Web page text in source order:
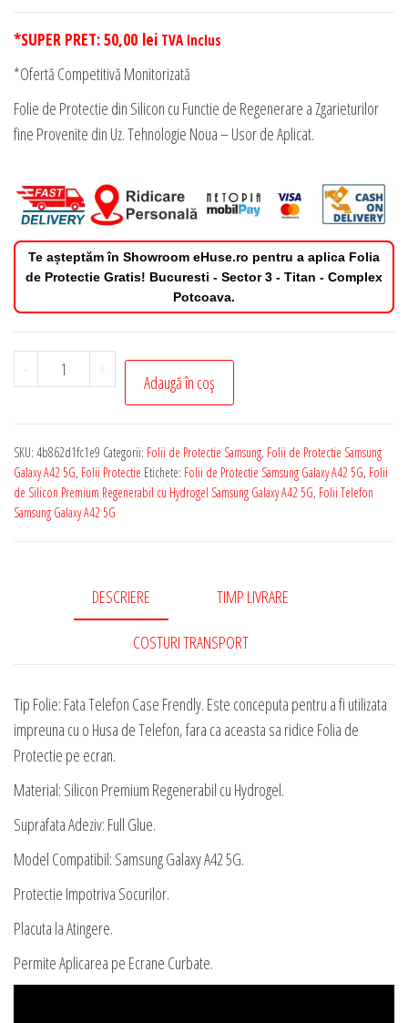
*SUPER PRET:50,00 lei TVA Inclus
*Ofertă Competitivă Monitorizată
Folie de Protectie din Silicon cu Functie de Regenerare a Zgarieturilor
fine Provenite din Uz. Tehnologie Noua – Usor de Aplicat.
Te așteptăm în Showroom eHuse.ro pentru a aplica Folia
de Protectie Gratis! Bucuresti - Sector 3 - Titan - Complex
Potcoava.
-
Cantitate
Folie
Samsung
Galaxy
A42
Premium
Regenerabil
+
Adaugă în coș
SKU: 4b862d1fc1e9 Categorii: Folii de Protectie Samsung, Folii de Protectie Samsung
Galaxy A42 5G, Folii Protectie Etichete: Folii de Protectie Samsung Galaxy A42 5G, Folii
de Silicon Premium Regenerabil cu Hydrogel Samsung Galaxy A42 5G, Folii Telefon
Samsung Galaxy A42 5G
DESCRIERE TIMP LIVRARE
COSTURI TRANSPORT
Tip Folie: Fata Telefon Case Frendly. Este conceputa pentru a fi utilizata
impreuna cu o Husa de Telefon, fara ca aceasta sa ridice Folia de
Protectie pe ecran.
Material: Silicon Premium Regenerabil cu Hydrogel.
Suprafata Adeziv: Full Glue.
Model Compatibil: Samsung Galaxy A42 5G.
Protectie Impotriva Socurilor.
Placuta la Atingere.
Permite Aplicarea pe Ecrane Curbate.